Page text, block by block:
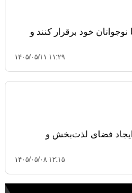
خود برقرار کنند و
۱۴۰۵/۰۵/۱۱ ۱۱:۲۹
ایجاد فضای لذت‌بخش و
۱۴۰۵/۰۵/۰۸ ۱۲:۱۵